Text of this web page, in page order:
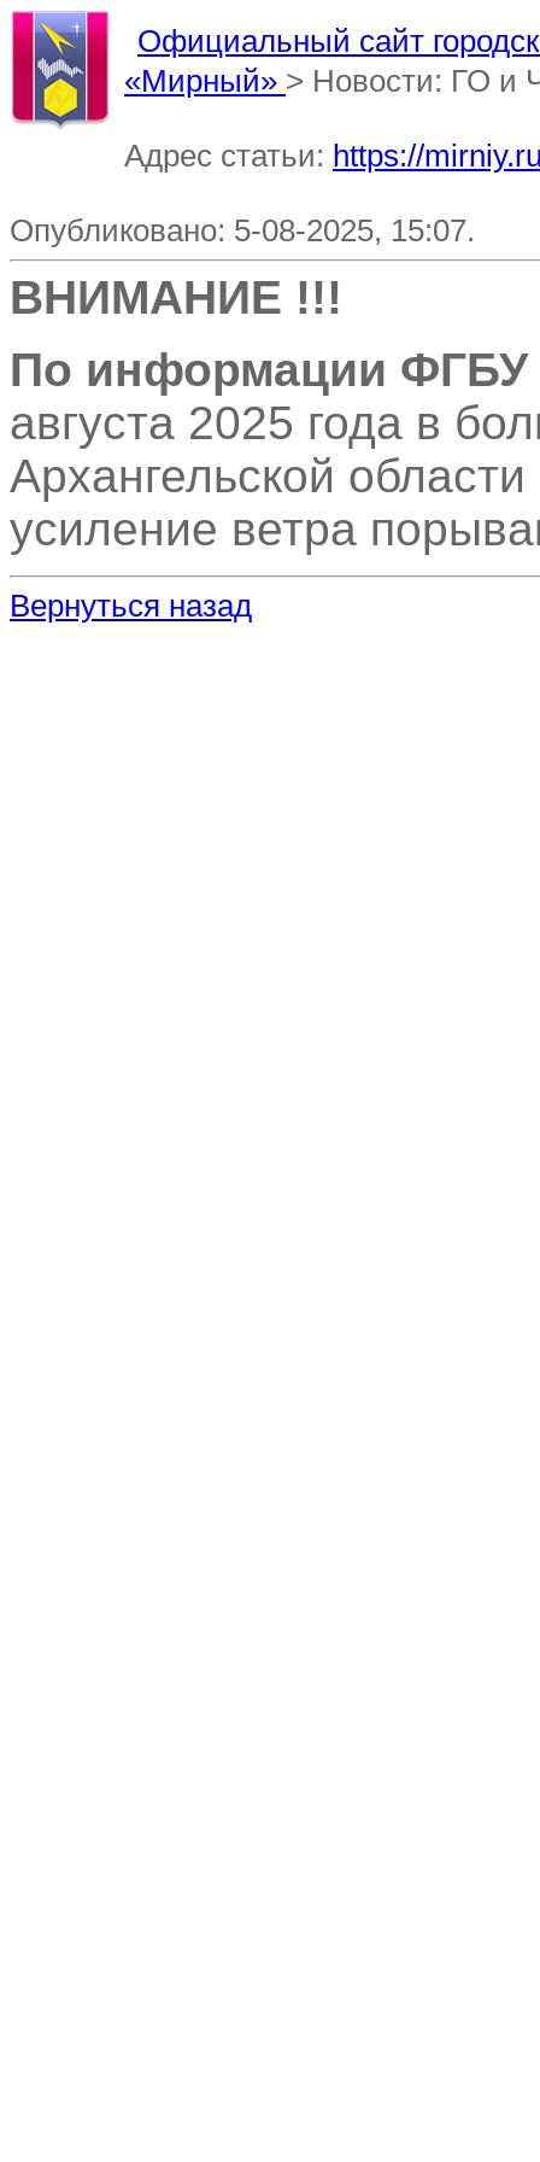
Официальный сайт
«Мирный» > Новости: ГО и
Адрес статьи: https://
Опубликовано: 5-08-2025, 15:07.
ВНИМАНИЕ !!!
По информации
августа 2025 года в
Архангельской
усиление ветра
Вернуться назад